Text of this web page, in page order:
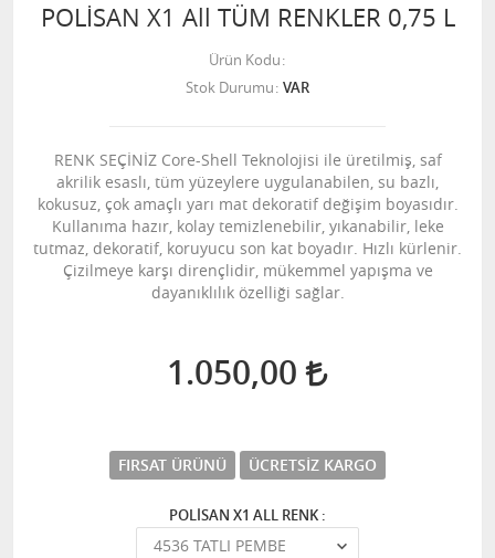
POLİSAN X1 All TÜM RENKLER 0,75 L
Ürün Kodu
Stok Durumu VAR
RENK SEÇİNİZ Core-Shell Teknolojisi ile üretilmiş, saf
akrilik esaslı, tüm yüzeylere uygulanabilen, su bazlı,
kokusuz, çok amaçlı yarı mat dekoratif değişim boyasıdır.
Kullanıma hazır, kolay temizlenebilir, yıkanabilir, leke
tutmaz, dekoratif, koruyucu son kat boyadır. Hızlı kürlenir.
Çizilmeye karşı dirençlidir, mükemmel yapışma ve
dayanıklılık özelliği sağlar.
1.050,00
FIRSAT ÜRÜNÜ ÜCRETSIZ KARGO
POLİSAN X1 ALL RENK :